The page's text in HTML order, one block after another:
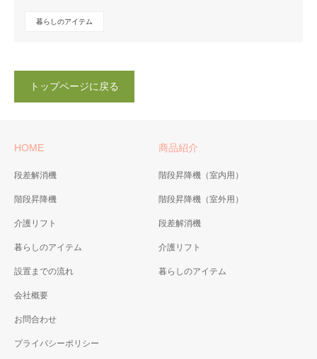
暮らしのアイテム
トップページに戻る
HOME
段差解消機
階段昇降機
介護リフト
暮らしのアイテム
設置までの流れ
会社概要
お問合わせ
プライバシーポリシー
商品紹介
階段昇降機（室内用）
階段昇降機（室外用）
段差解消機
介護リフト
暮らしのアイテム